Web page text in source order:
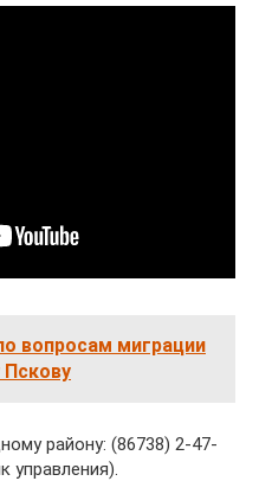
вопросам миграции
району: (86738) 2-47-
управления).